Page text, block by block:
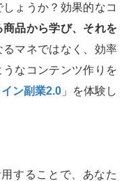
ょうか？効果的なコ
商品から学び、それを
マネではなく、効率
なコンテンツ作りを
ン副業2.0 」を体験し
することで、あなた